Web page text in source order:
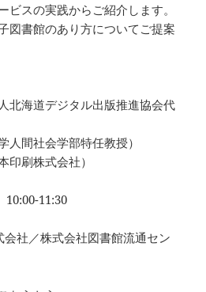
ビスの実践からご紹介します。
図書館のあり方についてご提案
北海道デジタル出版推進協会代
人間社会学部特任教授）
印刷株式会社）
10:00-11:30
社／株式会社図書館流通セン